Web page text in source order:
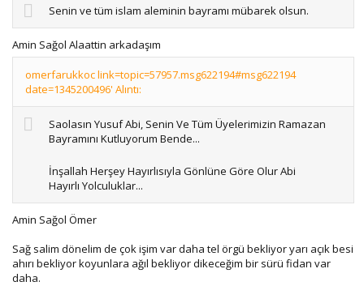
Senin ve tüm islam aleminin bayramı mübarek olsun.
Amin Sağol Alaattin arkadaşım
omerfarukkoc link=topic=57957.msg622194#msg622194
date=1345200496' Alıntı:
Saolasın Yusuf Abi, Senin Ve Tüm Üyelerimizin Ramazan
Bayramını Kutluyorum Bende...
İnşallah Herşey Hayırlısıyla Gönlüne Göre Olur Abi
Hayırlı Yolculuklar...
Amin Sağol Ömer
Sağ salim dönelim de çok işim var daha tel örgü bekliyor yarı açık besi
ahırı bekliyor koyunlara ağıl bekliyor dikeceğim bir sürü fidan var
daha.